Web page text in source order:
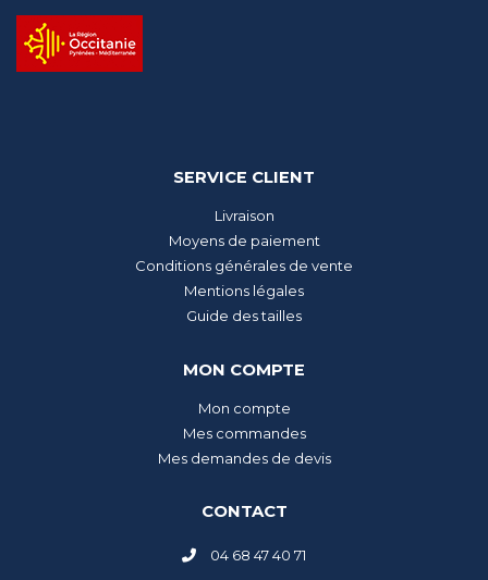
SERVICE CLIENT
Livraison
Moyens de paiement
Conditions générales de vente
Mentions légales
Guide des tailles
MON COMPTE
Mon compte
Mes commandes
Mes demandes de devis
CONTACT
04 68 47 40 71